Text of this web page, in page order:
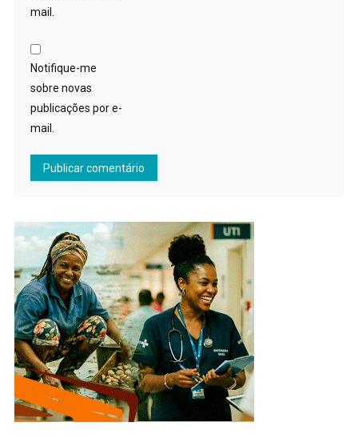
mail.
Notifique-me
sobre novas
publicações por e-
mail.